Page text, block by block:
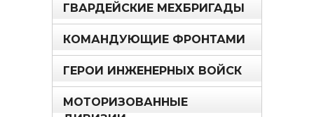
ГВАРДЕЙСКИЕ МЕХБРИГАДЫ
КОМАНДУЮЩИЕ ФРОНТАМИ
ГЕРОИ ИНЖЕНЕРНЫХ ВОЙСК
МОТОРИЗОВАННЫЕ